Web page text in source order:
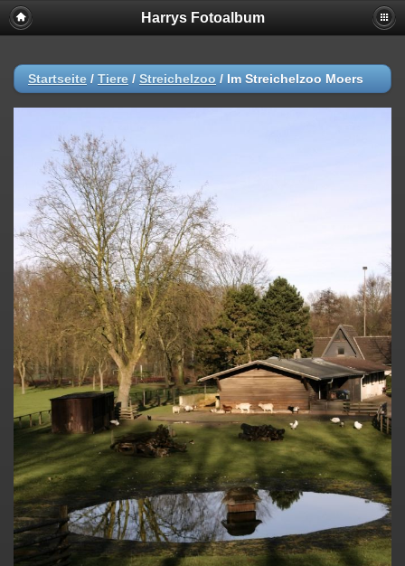
Harrys Fotoalbum
Startseite / Tiere / Streichelzoo / Im Streichelzoo Moers